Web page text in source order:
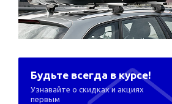
Будьте всегда в курсе!
Узнавайте о скидках и акциях
первым